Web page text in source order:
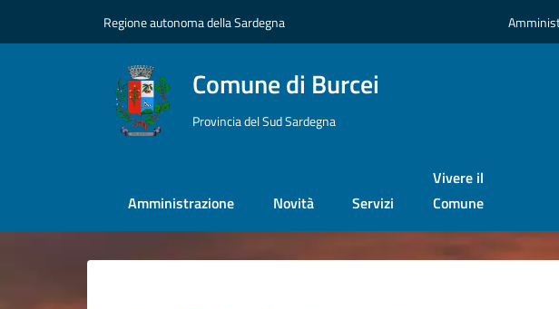
Regione autonoma della Sardegna
Comune di Burcei
Provincia del Sud Sardegna
Amministrazione Novità Servizi
Vivere il
Comune